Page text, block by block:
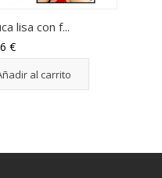
lisa con f...
€
al carrito